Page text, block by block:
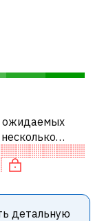
ожидаемых
по
детальную